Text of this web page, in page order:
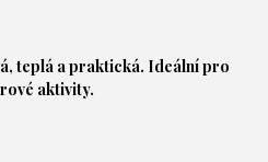
teplá a praktická. Ideální pro
aktivity.